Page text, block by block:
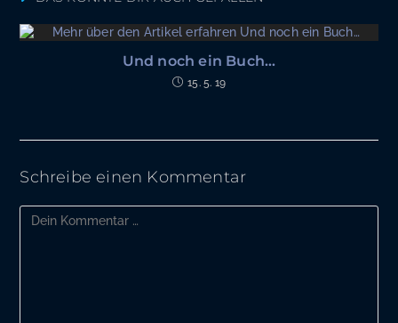
Und noch ein Buch…
15. 5. 19
Schreibe einen Kommentar
Kommentar